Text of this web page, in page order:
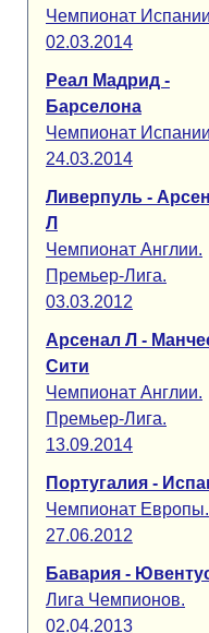
Чемпионат
02.03.2014
Реал Мадрид -
Барселона
Чемпионат
24.03.2014
Ливерпуль -
Л
Чемпионат Англии.
Премьер-Лига.
03.03.2012
Арсенал Л -
Сити
Чемпионат Англии.
Премьер-Лига.
13.09.2014
Португалия -
Чемпионат Европы.
27.06.2012
Бавария -
Лига Чемпионов.
02.04.2013